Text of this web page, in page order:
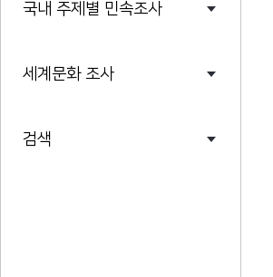
국내 주제별 민속조사
세계문화 조사
검색